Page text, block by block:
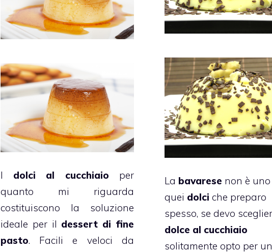
La bavarese non è
quei dolci che preparo
spesso, se devo
dolce al cucchiaio
solitamente opto per
I dolci al cucchiaio per
quanto mi riguarda
costituiscono la soluzione
ideale per il dessert di fine
pasto. Facili e veloci da